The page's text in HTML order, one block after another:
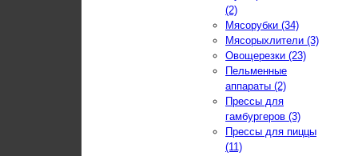
(2)
Мясорубки (34)
Мясорыхлители (3)
Овощерезки (23)
Пельменные
аппараты (2)
Прессы для
гамбургеров (3)
Прессы для пиццы
(11)